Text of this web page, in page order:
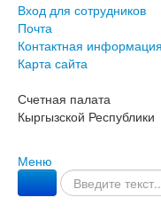
Вход для сотрудников
Почта
Контактная информация
Карта сайта
Счетная палата
Кыргызской Республики
Меню